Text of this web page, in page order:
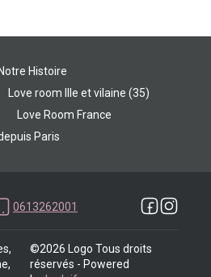
Notre Histoire
Love room Ille et vilaine (35)
Love Room France
Paris
0613262001
©2026 Logo Tous droits
réservés - Powered